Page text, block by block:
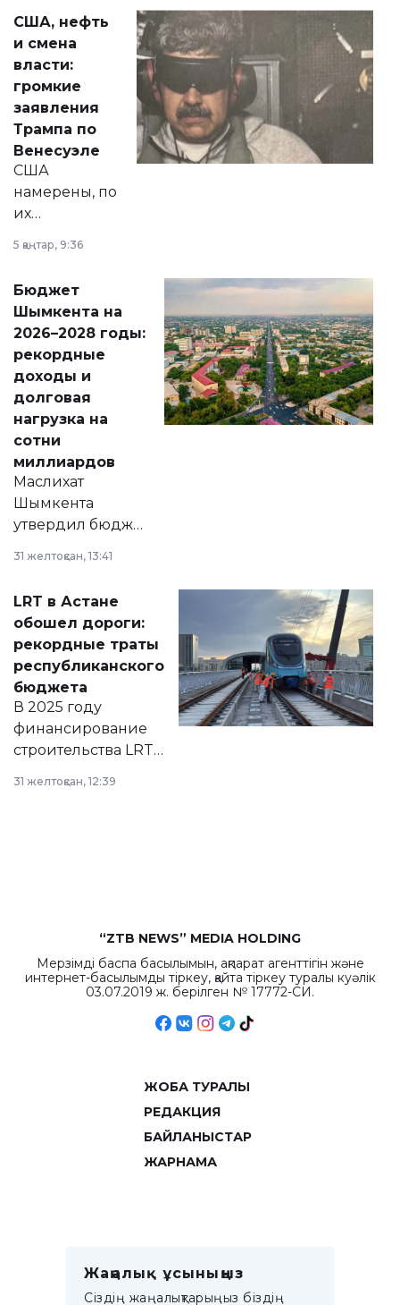
актуальных тем —
от слухов о
политических
реформах до
вопросов армии,
экономики и
личного здоровья.
США, нефть
и смена
власти:
громкие
заявления
Трампа по
Венесуэле
США
намерены, по
их
принести
народу
Венесуэлы.
5 қаңтар, 9:36
Бюджет
Шымкента на
2026–2028 годы:
рекордные
доходы и
долговая
нагрузка на
сотни
миллиардов
Маслихат
Шымкента
утвердил бюджет
2028 годы.
документ
появился в базе
нормативных
правовых актов и
на сайте маслихат
города.
31 желтоқсан, 13:41
LRT в Астане
обошел дороги:
рекордные траты
республиканского
бюджета
В 2025 году
финансирование
строительства LRT
республиканского
31 желтоқсан, 12:39
“ZTB NEWS” MEDIA HOLDING
Мерзімді баспа басылымын, ақпарат агенттігін және
интернет-басылымды тіркеу, қайта тіркеу туралы куәлік
03.07.2019 ж. берілген № 17772-СИ.
ЖОБА ТУРАЛЫ
РЕДАКЦИЯ
БАЙЛАНЫСТАР
ЖАРНАМА
Жаңалық ұсыныңыз
Сіздің жаңалықтарыңыз біздің